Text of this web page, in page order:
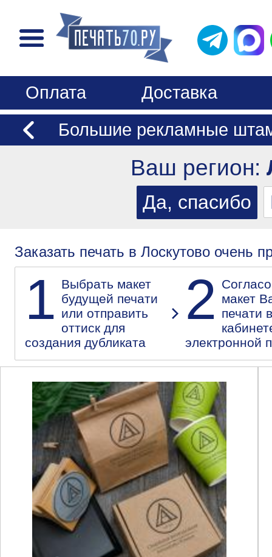
Оплата
Доставка
Большие рекламные
Ваш регион:
Заказать печать в Лоскутово очень
1 Выбрать макет
будущей печати
или отправить
оттиск для
создания дубликата
2
макет
печати
электронной